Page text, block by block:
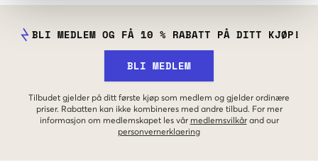
BLI MEDLEM OG FÅ 10 % RABATT PÅ DITT KJØP!
BLI MEDLEM
Tilbudet gjelder på ditt første kjøp som medlem og gjelder ordinære
priser. Rabatten kan ikke kombineres med andre tilbud. For mer
informasjon om medlemskapet les vår medlemsvilkår and our
personvernerklaering